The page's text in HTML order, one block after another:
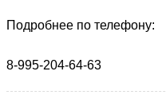
Подробнее по телефону:
8-995-204-64-63